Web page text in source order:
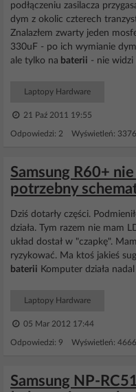
podłączeniu zasilacza
dym z okolic czterech
Znalazłem zwarty jeden
330uF - po ich wymianie
ale tylko na baterii - nie widzi
Laptopy Hardware
21 Paź 2011 19:55
Odpowiedzi: 2 Wyświetleń: 3376
Samsung R60+
potrzebny
Dziś dotarły części.
działa. Tym razem nie mam
układ dostał w "czapkę".
ryzykować. Ma ktoś jakieś
baterii Komputer działa
Laptopy Hardware
05 Mar 2012 17:44
Odpowiedzi: 9 Wyświetleń: 4666
Samsung NP-